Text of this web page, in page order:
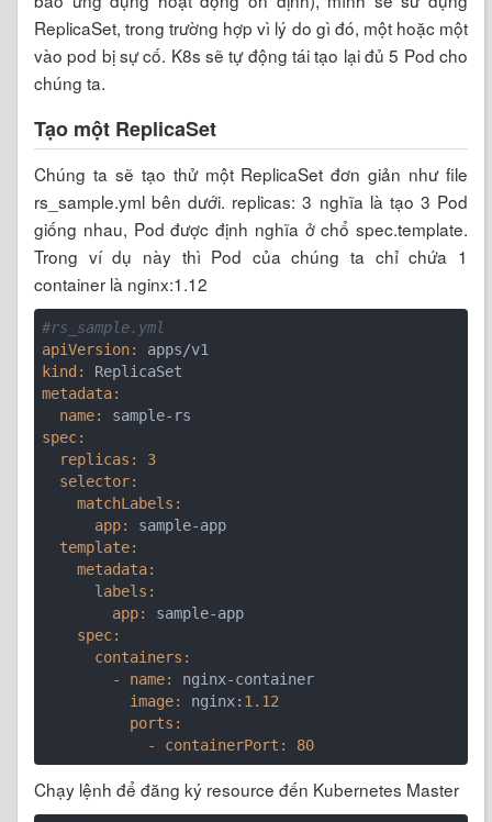
ReplicaSet, trong trường hợp vì lý do gì đó, một hoặc một
vào pod bị sự cố. K8s sẽ tự động tái tạo lại đủ 5 Pod cho
chúng ta.
Tạo một ReplicaSet
Chúng ta sẽ tạo thử một ReplicaSet đơn giản như file
rs_sample.yml bên dưới. replicas: 3 nghĩa là tạo 3 Pod
giống nhau, Pod được định nghĩa ở chổ spec.template.
Trong ví dụ này thì Pod của chúng ta chỉ chứa 1
container là nginx:1.12
#rs_sample.yml
apiVersion:
kind:
metadata:
  name:
spec:
  replicas:
3
  selector:
    matchLabels:
      app:
  template:
    metadata:
      labels:
        app:
    spec:
      containers:
        - name:
          image:
nginx: 1.12
          ports:
            - containerPort:
80
Chạy lệnh để đăng ký resource đến Kubernetes Master